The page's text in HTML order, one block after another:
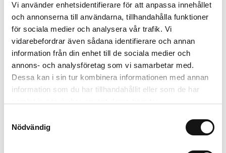
Vi använder enhetsidentifierare för att anpassa innehållet
och annonserna till användarna, tillhandahålla funktioner
för sociala medier och analysera vår trafik. Vi
vidarebefordrar även sådana identifierare och annan
information från din enhet till de sociala medier och
annons- och analysföretag som vi samarbetar med.
Dessa kan i sin tur kombinera informationen med annan
information som du har tillhandahållit eller som de har
Nödvändig
Finns i lager (13 st)
Inkl. moms: 99 kr
Lägg i varukorgen
Trygg betalning
Ekologiskt utbud
Beskrivning